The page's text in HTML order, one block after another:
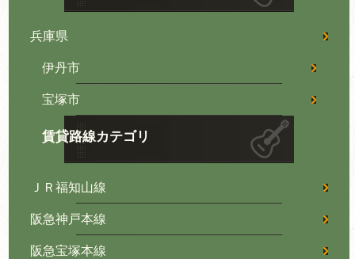
兵庫県
伊丹市
宝塚市
賃貸路線カテゴリ
ＪＲ福知山線
阪急神戸本線
阪急宝塚本線